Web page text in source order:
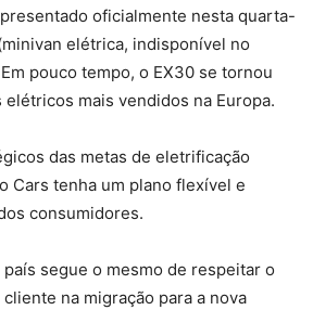
oficialmente nesta quarta-
elétrica, indisponível no
pouco tempo, o EX30 se tornou
mais vendidos na Europa.
das metas de eletrificação
Cars tenha um plano flexível e
consumidores.
segue o mesmo de respeitar o
na migração para a nova